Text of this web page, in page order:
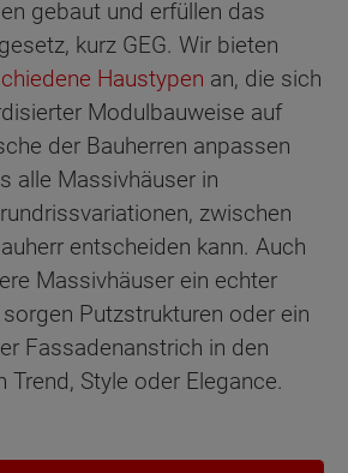
gebaut und erfüllen das
kurz GEG. Wir bieten
Haustypen an, die sich
Modulbauweise auf
der Bauherren anpassen
alle Massivhäuser in
zwischen
entscheiden kann. Auch
Massivhäuser ein echter
Putzstrukturen oder ein
Fassadenanstrich in den
Trend, Style oder Elegance.